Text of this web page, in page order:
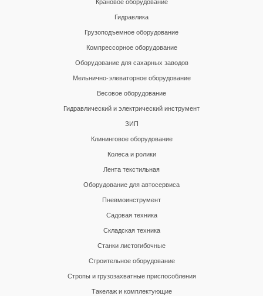
Крановое оборудование
Гидравлика
Грузоподъемное оборудование
Компрессорное оборудование
Оборудование для сахарных заводов
Мельнично-элеваторное оборудование
Весовое оборудование
Гидравлический и электрический инструмент
ЗИП
Клининговое оборудование
Колеса и ролики
Лента текстильная
Оборудование для автосервиса
Пневмоинструмент
Садовая техника
Складская техника
Станки листогибочные
Строительное оборудование
Стропы и грузозахватные приспособления
Такелаж и комплектующие